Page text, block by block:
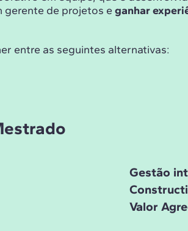
gerente de projetos e ganhar
entre as seguintes alternativas:
Gestão
Valor